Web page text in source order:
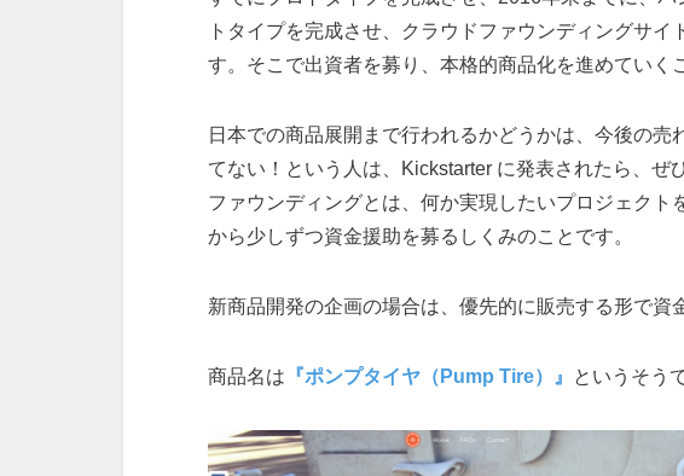
トタイプを完成させ、クラウドファウンディングサイ
す。そこで出資者を募り、本格的商品化を進めていく
日本での商品展開まで行われるかどうかは、今後の
てない！という人は、Kickstarter に発表されたら、ぜ
ファウンディングとは、何か実現したいプロジェクト
から少しずつ資金援助を募るしくみのことです。
新商品開発の企画の場合は、優先的に販売する形で資
商品名は 『ポンプタイヤ（Pump Tire）』 というそう